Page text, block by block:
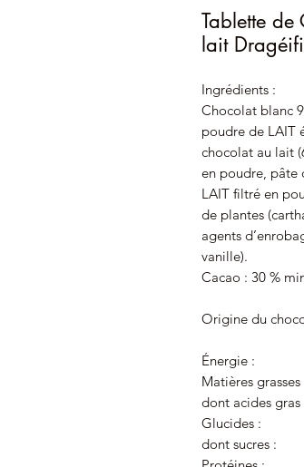
Tablette
lait
Ingrédients :
Chocolat blanc
poudre de LAIT
chocolat au lait
en poudre, pâte
LAIT filtré en
de plantes
agents
vanille).
Cacao : 30 %
Origine du
Énergie :
Matières
dont acides
dont